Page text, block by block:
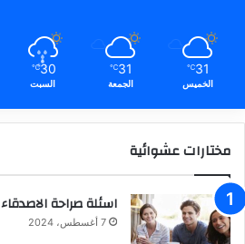
31
℃
الخميس
31
℃
الجمعة
30
℃
السبت
مختارات عشوائية
اسئلة صراحة الاصدقاء
7 أغسطس، 2024